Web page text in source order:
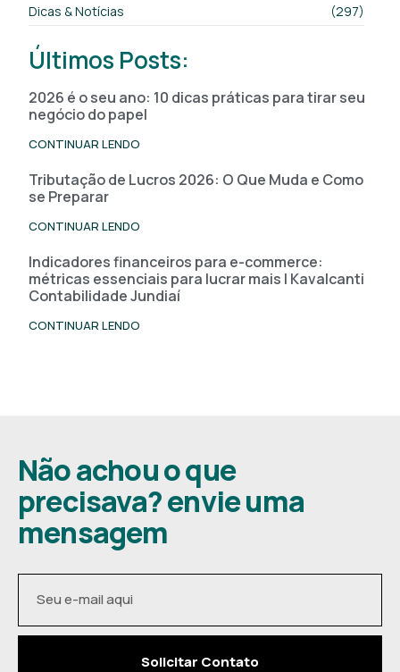
Dicas & Notícias (297)
Últimos Posts:
2026 é o seu ano: 10 dicas práticas para tirar seu
negócio do papel
CONTINUAR LENDO
Tributação de Lucros 2026: O Que Muda e Como
se Preparar
CONTINUAR LENDO
Indicadores financeiros para e-commerce:
métricas essenciais para lucrar mais | Kavalcanti
Contabilidade Jundiaí
CONTINUAR LENDO
Não achou o que
precisava? envie uma
mensagem
Solicitar Contato